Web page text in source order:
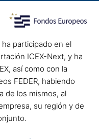
ha participado en el
ICEX-Next, y ha
así como con la
FEDER, habiendo
de los mismos, al
su región y de